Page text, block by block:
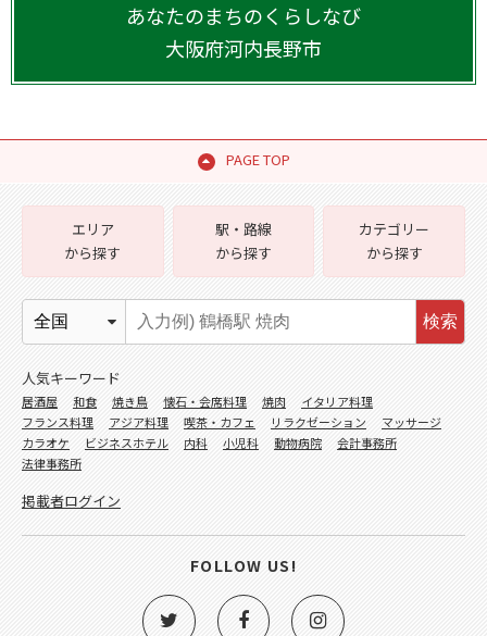
あなたのまちのくらしなび
大阪府河内長野市
PAGE TOP
エリア
から探す
駅・路線
から探す
カテゴリー
から探す
検索
人気キーワード
居酒屋 和食 焼き鳥 懐石・会席料理 焼肉
イタリア料理
フランス料理
アジア料理 喫茶・カフェ リラクゼーション
マッサージ
カラオケ
ビジネスホテル 内科 小児科 動物病院
会計事務所
法律事務所
掲載者ログイン
FOLLOW US!